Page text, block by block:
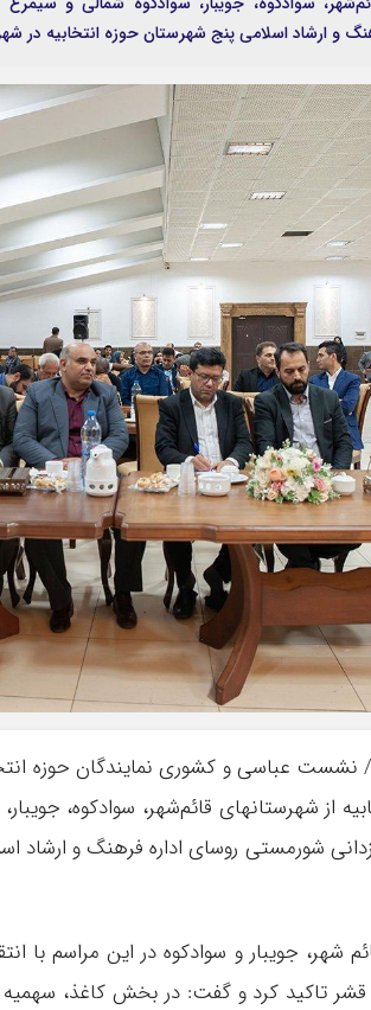
و ارشاد اسلامی پنج شهرستان حوزه انتخابیه در
نشست عباسی و کشوری نمایندگان حوزه
از شهرستانهای قائم‌شهر، سوادکوه،
شورمستی روسای اداره فرهنگ و ارشاد
شهر، جویبار و سوادکوه در این مراسم با
قشر تاکید کرد و گفت: در بخش کاغذ، سهمیه